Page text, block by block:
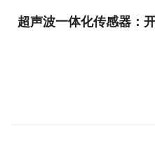
超声波一体化传感器：